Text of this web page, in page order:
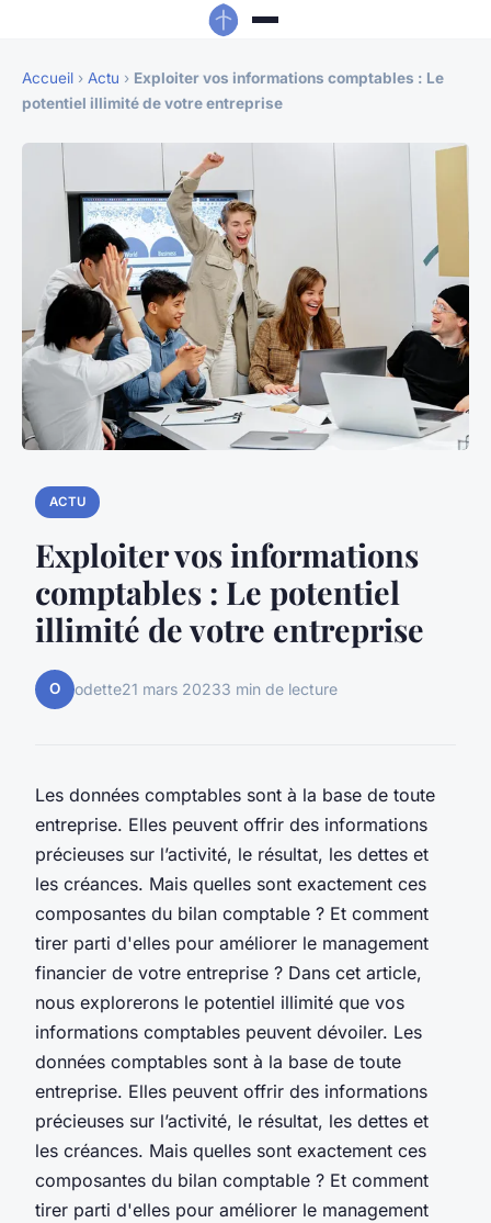
Accueil › Actu › Exploiter vos informations comptables : Le
potentiel illimité de votre entreprise
ACTU
Exploiter vos informations
comptables : Le potentiel
illimité de votre entreprise
O odette21 mars 20233 min de lecture
Les données comptables sont à la base de toute
entreprise. Elles peuvent offrir des informations
précieuses sur l’activité, le résultat, les dettes et
les créances. Mais quelles sont exactement ces
composantes du bilan comptable ? Et comment
tirer parti d'elles pour améliorer le management
financier de votre entreprise ? Dans cet article,
nous explorerons le potentiel illimité que vos
informations comptables peuvent dévoiler. Les
données comptables sont à la base de toute
entreprise. Elles peuvent offrir des informations
précieuses sur l’activité, le résultat, les dettes et
les créances. Mais quelles sont exactement ces
composantes du bilan comptable ? Et comment
tirer parti d'elles pour améliorer le management